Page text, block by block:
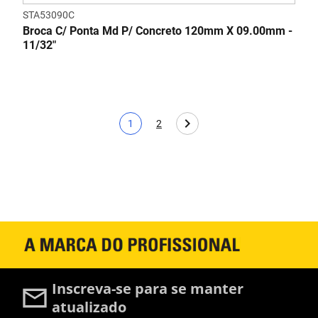
STA53090C
Broca C/ Ponta Md P/ Concreto 120mm X 09.00mm -
11/32"
Pagina atual
1
Page
2
Inscreva-se para se manter
atualizado